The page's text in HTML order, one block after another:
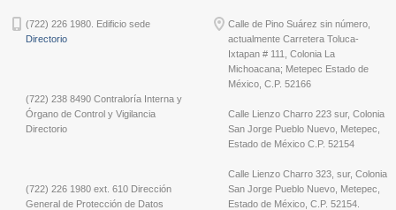
(722) 226 1980. Edificio sede
Directorio
(722) 238 8490 Contraloría Interna y
Órgano de Control y Vigilancia
Directorio
(722) 226 1980 ext. 610 Dirección
General de Protección de Datos
Calle de Pino Suárez sin número,
actualmente Carretera Toluca-
Ixtapan # 111, Colonia La
Michoacana; Metepec Estado de
México, C.P. 52166
Calle Lienzo Charro 223 sur, Colonia
San Jorge Pueblo Nuevo, Metepec,
Estado de México C.P. 52154
Calle Lienzo Charro 323, sur, Colonia
San Jorge Pueblo Nuevo, Metepec,
Estado de México, C.P. 52154.